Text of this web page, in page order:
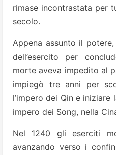
rimase incontrastata per
secolo.
Appena assunto il
dell’esercito per
morte aveva impedito al
impiegò tre anni per
l’impero dei Qin e
impero dei Song, nella
Nel 1240 gli eserciti
avanzando verso i